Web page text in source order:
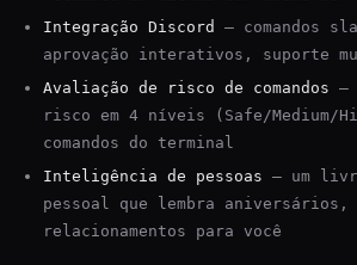
Integração Discord
— comandos
aprovação interativos, suporte
Avaliação de risco de comandos —
risco em 4 níveis (Safe/Medium/
comandos do terminal
Inteligência de pessoas — um
pessoal que lembra
relacionamentos para você